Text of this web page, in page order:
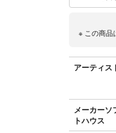
※ この商品
アーティス
メーカーソ
トハウス